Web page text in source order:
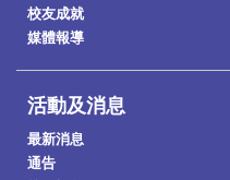
校友成就
媒體報導
活動及消息
最新消息
通告